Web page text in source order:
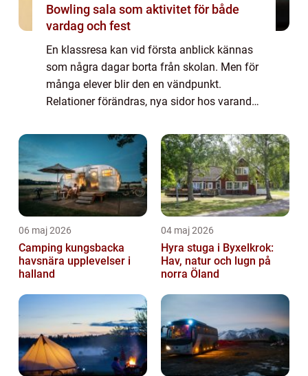
Bowling sala som aktivitet för både
vardag och fest
En klassresa kan vid första anblick kännas
som några dagar borta från skolan. Men för
många elever blir den en vändpunkt.
Relationer förändras, nya sidor hos varandra
skapas. När allt fungerar väl blir resan ett...
06 maj 2026
Camping kungsbacka
havsnära upplevelser i
halland
04 maj 2026
Hyra stuga i Byxelkrok:
Hav, natur och lugn på
norra Öland